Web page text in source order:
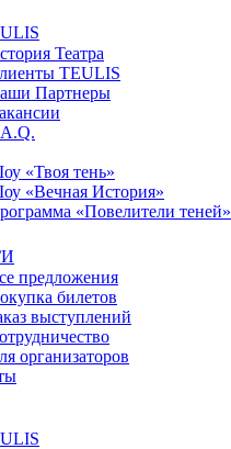
Театра
TEULIS
Партнеры
«Твоя тень»
«Вечная История»
«Повелители теней»
предложения
билетов
выступлений
организаторов